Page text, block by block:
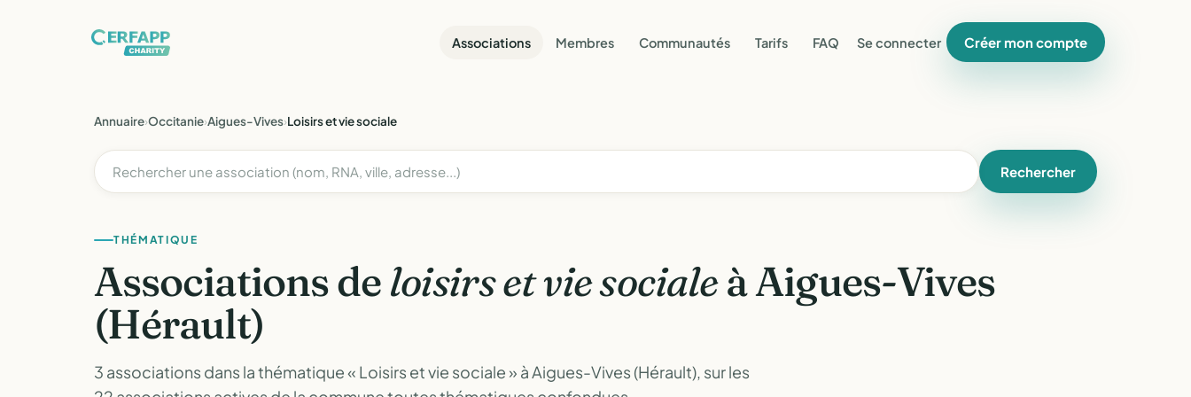
Associations Membres Communautés Tarifs FAQ Se connecter Créer mon compte
Annuaire›Occitanie›Aigues-Vives›Loisirs et vie sociale
Rechercher
THÉMATIQUE
Associations deloisirs et vie socialeà Aigues-Vives
(Hérault)
3 associations dans la thématique « Loisirs et vie sociale » à Aigues-Vives (Hérault), sur les